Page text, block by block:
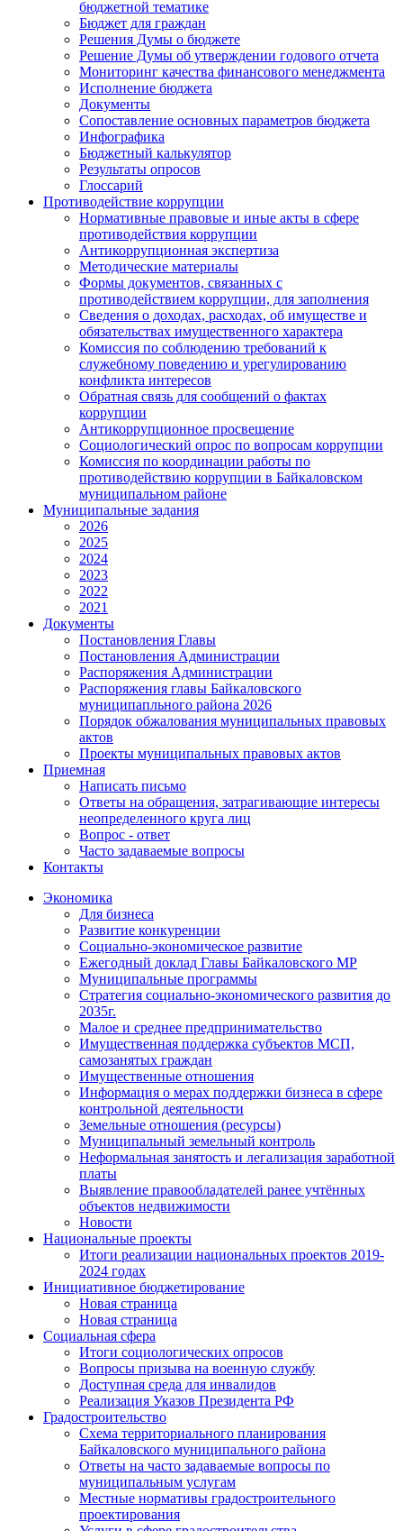
бюджетной тематике
Бюджет для граждан
Решения Думы о бюджете
Решение Думы об утверждении годового отчета
Мониторинг качества финансового менеджмента
Исполнение бюджета
Документы
Сопоставление основных параметров бюджета
Инфографика
Бюджетный калькулятор
Результаты опросов
Глоссарий
Противодействие коррупции
Нормативные правовые и иные акты в сфере
противодействия коррупции
Антикоррупционная экспертиза
Методические материалы
Формы документов, связанных с
противодействием коррупции, для заполнения
Сведения о доходах, расходах, об имуществе и
обязательствах имущественного характера
Комиссия по соблюдению требований к
служебному поведению и урегулированию
конфликта интересов
Обратная связь для сообщений о фактах
коррупции
Антикоррупционное просвещение
Социологический опрос по вопросам коррупции
Комиссия по координации работы по
противодействию коррупции в Байкаловском
муниципальном районе
Муниципальные задания
2026
2025
2024
2023
2022
2021
Документы
Постановления Главы
Постановления Администрации
Распоряжения Администрации
Распоряжения главы Байкаловского
муниципапльного района 2026
Порядок обжалования муниципальных правовых
актов
Проекты муниципальных правовых актов
Приемная
Написать письмо
Ответы на обращения, затрагивающие интересы
неопределенного круга лиц
Вопрос - ответ
Часто задаваемые вопросы
Контакты
Экономика
Для бизнеса
Развитие конкуренции
Социально-экономическое развитие
Ежегодный доклад Главы Байкаловского МР
Муниципальные программы
Стратегия социально-экономического развития до
2035г.
Малое и среднее предпринимательство
Имущественная поддержка субъектов МСП,
самозанятых граждан
Имущественные отношения
Информация о мерах поддержки бизнеса в сфере
контрольной деятельности
Земельные отношения (ресурсы)
Муниципальный земельный контроль
Неформальная занятость и легализация заработной
платы
Выявление правообладателей ранее учтённых
объектов недвижимости
Новости
Национальные проекты
Итоги реализации национальных проектов 2019-
2024 годах
Инициативное бюджетирование
Новая страница
Новая страница
Социальная сфера
Итоги социологических опросов
Вопросы призыва на военную службу
Доступная среда для инвалидов
Реализация Указов Президента РФ
Градостроительство
Схема территориального планирования
Байкаловского муниципального района
Ответы на часто задаваемые вопросы по
муниципальным услугам
Местные нормативы градостроительного
проектирования